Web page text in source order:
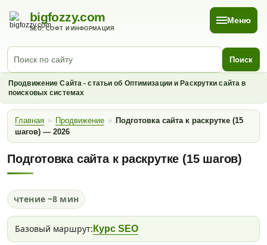
bigfozzy.com
SEO: СОФТ И ИНФОРМАЦИЯ
Меню
Поиск
Продвижение Сайта - статьи об Оптимизации и Раскрутки сайта в
поисковых системах
Главная » Продвижение » Подготовка сайта к раскрутке (15
шагов) — 2026
Подготовка сайта к раскрутке (15 шагов)
чтение ~8 мин
Базовый маршрут: Курс SEO